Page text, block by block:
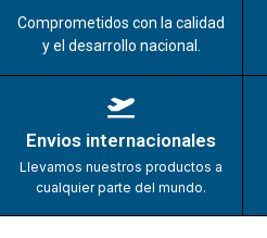
Comprometidos con la calidad
y el desarrollo nacional.
Envios internacionales
Llevamos nuestros productos a
cualquier parte del mundo.